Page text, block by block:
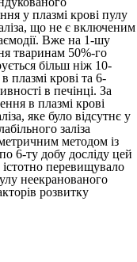
у плазмі крові пулу
що не є включеним
Вже на 1-шу
тваринам 50%-го
більш ніж 10-
плазмі крові та 6-
в печінці. За
в плазмі крові
яке було відсутнє у
заліза
методом із
6-ту добу досліду цей
перевищувало
неекранованого
розвитку